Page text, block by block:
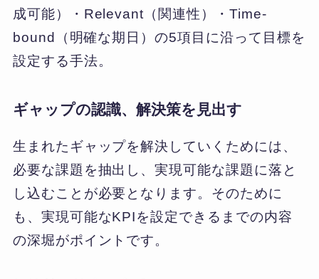
成可能）・Relevant（関連性）・Time-
bound（明確な期日）の5項目に沿って目標を
設定する手法。
ギャップの認識、解決策を見出す
生まれたギャップを解決していくためには、
必要な課題を抽出し、実現可能な課題に落と
し込むことが必要となります。そのために
も、実現可能なKPIを設定できるまでの内容
の深堀がポイントです。